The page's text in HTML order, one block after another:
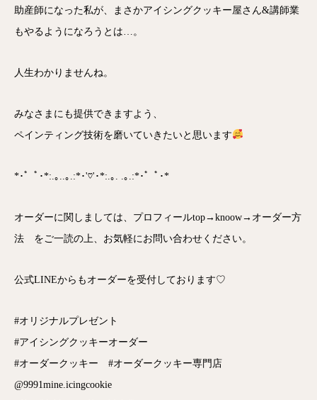
助産師になった私が、まさかアイシングクッキー屋さん&講師業
もやるようになろうとは…。
人生わかりませんね。
みなさまにも提供できますよう、
ペインティング技術を磨いていきたいと思います
*･゜ﾟ･*:.｡..｡.:*･'♡'･*:.｡. .｡.:*･゜ﾟ･*
オーダーに関しましては、プロフィールtop→knoow→オーダー方
法 をご一読の上、お気軽にお問い合わせください。
公式LINEからもオーダーを受付しております♡
#オリジナルプレゼント
#アイシングクッキーオーダー
#オーダークッキー #オーダークッキー専門店
@9991mine.icingcookie